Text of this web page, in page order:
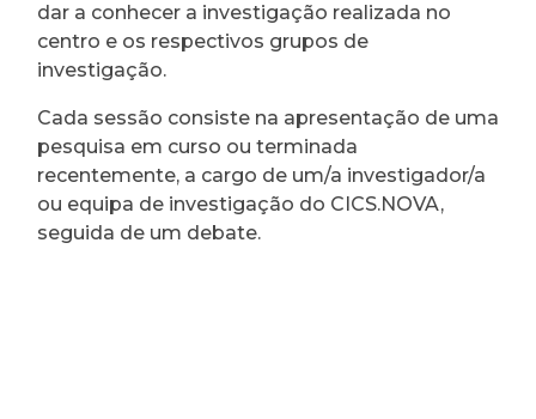
dar a conhecer a investigação realizada no
centro e os respectivos grupos de
investigação.
Cada sessão consiste na apresentação de uma
pesquisa em curso ou terminada
recentemente, a cargo de um/a investigador/a
ou equipa de investigação do CICS.NOVA,
seguida de um debate.